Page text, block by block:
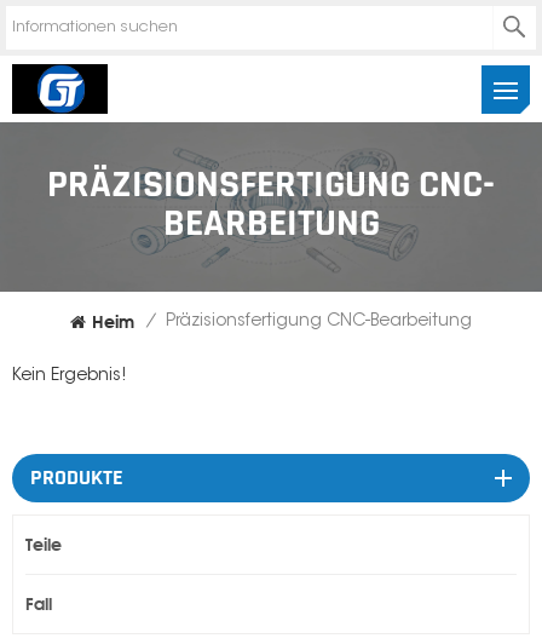
PRÄZISIONSFERTIGUNG CNC-
BEARBEITUNG
Heim / Präzisionsfertigung CNC-Bearbeitung
Kein Ergebnis!
PRODUKTE
Teile
Fall